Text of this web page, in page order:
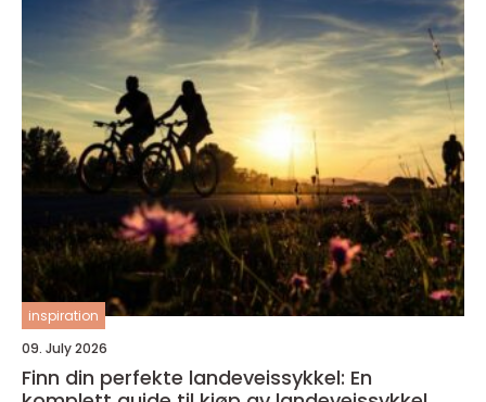
inspiration
09. July 2026
Finn din perfekte landeveissykkel: En